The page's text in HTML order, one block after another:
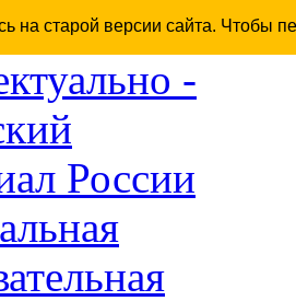
на старой версии сайта. Чтобы
-
России